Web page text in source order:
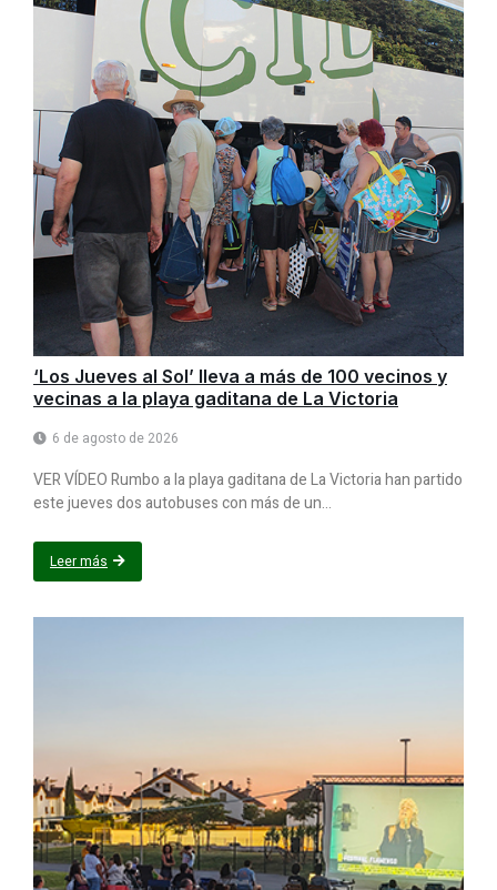
‘Los Jueves al Sol’ lleva a más de 100 vecinos y
vecinas a la playa gaditana de La Victoria
6 de agosto de 2026
VER VÍDEO Rumbo a la playa gaditana de La Victoria han partido
este jueves dos autobuses con más de un...
Leer más